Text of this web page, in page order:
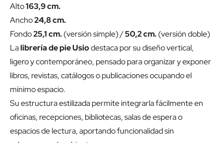
Alto163,9 cm.
Ancho24,8 cm.
Fondo25,1 cm.(versión simple) /50,2 cm.(versión doble)
Lalibrería de pie Usiodestaca por su diseño vertical,
ligero y contemporáneo, pensado para organizar y exponer
libros, revistas, catálogos o publicaciones ocupando el
mínimo espacio.
Su estructura estilizada permite integrarla fácilmente en
oficinas, recepciones, bibliotecas, salas de espera o
espacios de lectura, aportando funcionalidad sin